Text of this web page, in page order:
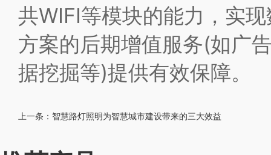
共WIFI等模块的能力，实
方案的后期增值服务(如广
据挖掘等)提供有效保障。
上一条： 智慧路灯照明为智慧城市建设带来的三大效益